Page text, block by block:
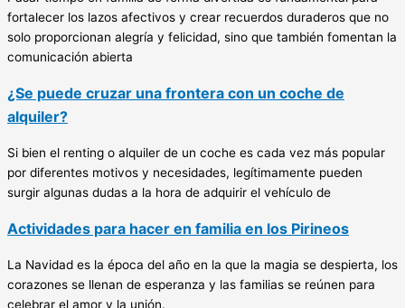
fortalecer los lazos afectivos y crear recuerdos duraderos que no
solo proporcionan alegría y felicidad, sino que también fomentan la
comunicación abierta
¿Se puede cruzar una frontera con un coche de
alquiler?
Si bien el renting o alquiler de un coche es cada vez más popular
por diferentes motivos y necesidades, legítimamente pueden
surgir algunas dudas a la hora de adquirir el vehículo de
Actividades para hacer en familia en los Pirineos
La Navidad es la época del año en la que la magia se despierta, los
corazones se llenan de esperanza y las familias se reúnen para
celebrar el amor y la unión.